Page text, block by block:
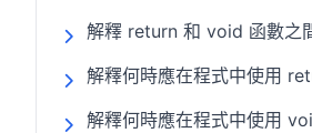
解釋 return 和 void 函數之
解釋何時應在程式中使用
解釋何時應在程式中使用